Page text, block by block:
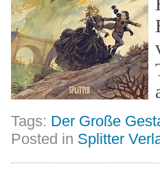
Tags: Der Große
Posted in Splitter